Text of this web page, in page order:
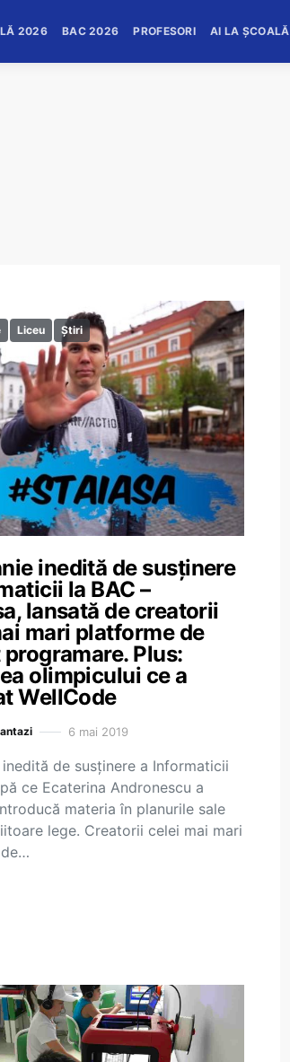
2026 BAC 2026 PROFESORI AI LA ȘCOALĂ
Liceu Știri
inedită de susținere
la BAC –
lansată de creatorii
mari platforme de
Plus:
olimpicului ce a
WellCode
6 mai 2019
inedită de susținere a Informaticii
ce Ecaterina Andronescu a
materia în planurile sale
lege. Creatorii celei mai mari